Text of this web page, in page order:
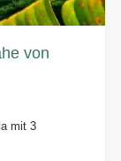
von
mit 3